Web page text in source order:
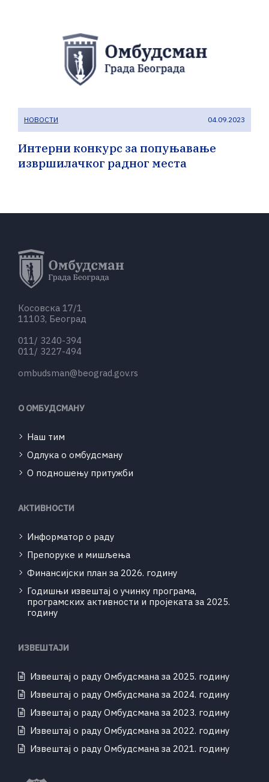
НОВОСТИ 04.09.2023
Интерни конкурс за попуњавање
извршилачког радног места
Косовска 17/1
11103, Београд
011/ 3240-394
011/ 3227-494
ombudsman@beograd.gov.rs
О ОМБУДСМАНУ
Наш тим
Одлука о омбудсману
О подношењу притужби
АКТИВНОСТИ
Информатор о раду
Препоруке и мишљења
Финансијски план за 2026. годину
Годишњи извештај о учинку програма,
програмских активности и пројеката за 2025.
годину
ИЗВЕШТАЈИ
Извештај о раду Омбудсмана за 2025. годину
Извештај о раду Омбудсмана за 2024. годину
Извештај о раду Омбудсмана за 2023. годину
Извештај о раду Омбудсмана за 2022. годину
Извештај о раду Омбудсмана за 2021. годину